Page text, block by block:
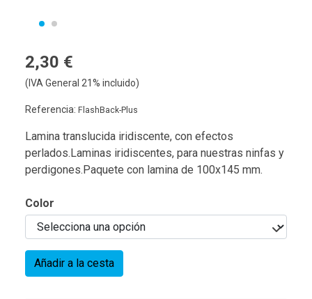
2,30 €
(IVA General 21% incluido)
Referencia: FlashBack-Plus
Lamina translucida iridiscente, con efectos
perlados.Laminas iridiscentes, para nuestras ninfas y
perdigones.Paquete con lamina de 100x145 mm.
Color
Añadir a la cesta